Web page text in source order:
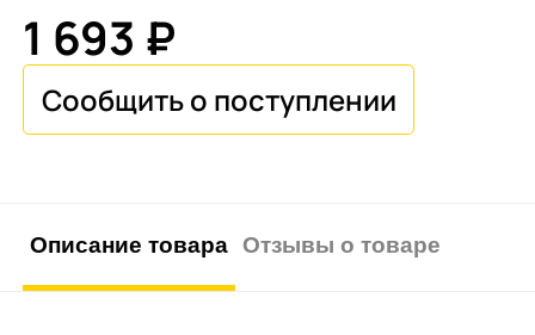
1 693 ₽
Описание товара Отзывы о товаре